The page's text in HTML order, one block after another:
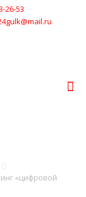
26-53
«цифровой